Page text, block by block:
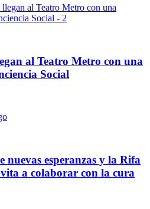
al Teatro Metro con una
Social
esperanzas y la Rifa
a colaborar con la cura